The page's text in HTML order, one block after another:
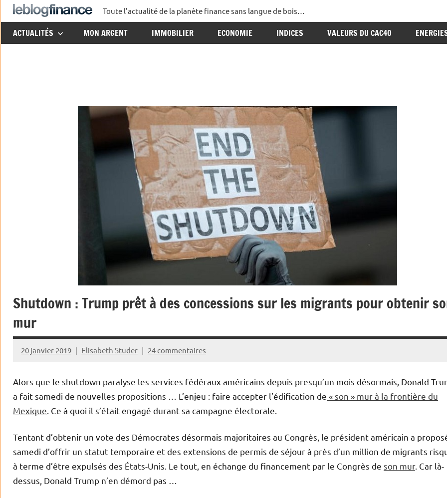
Aller
au
contenu
Le
Blog
Toute l'actualité de la planète finance sans langue de bois…
ACTUALITÉS MON ARGENT IMMOBILIER ECONOMIE INDICES VALEURS DU CAC40
Shutdown : Trump prêt à des concessions sur les migrants pour obtenir
mur
20 janvier 2019 Elisabeth Studer 24 commentaires
Alors que le shutdown paralyse les services fédéraux américains depuis presqu’un mois désormais, Donald
a fait samedi de nouvelles propositions … L’enjeu : faire accepter l’édification de « son » mur à la frontière du
Mexique . Ce à quoi il s’était engagé durant sa campagne électorale.
Tentant d’obtenir un vote des Démocrates désormais majoritaires au Congrès, le président américain a
samedi d’offrir un statut temporaire et des extensions de permis de séjour à près d’un million de migrants
à terme d’être expulsés des États-Unis. Le tout, en échange du financement par le Congrès de son mur. Car là-
dessus, Donald Trump n’en démord pas …